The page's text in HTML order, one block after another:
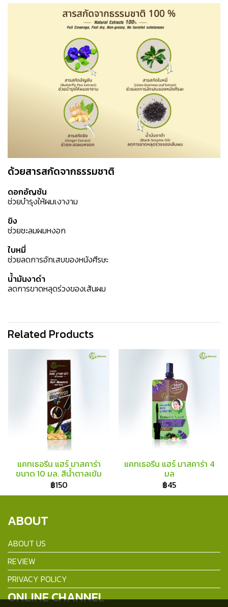
ด้วยสารสกัดจากธรรมชาติ
ดอกอัญชัน
ช่วยบำรุงให้ผมเงางาม
ขิง
ช่วยชะลมผมหงอก
ใบหมี่
ช่วยลดการอักเสบของหนังศีรษะ
น้ำมันงาดำ
ลดการขาดหลุดร่วงของเส้นผม
Related Products
แคทเธอรีน แฮร์ มาสคาร่า
ขนาด 10 มล. สีน้ำตาลเข้ม
฿150
แคทเธอรีน แฮร์ มาสคาร่า 4
มล
฿45
ABOUT
ABOUT US
REVIEW
PRIVACY POLICY
ONLINE CHANNEL